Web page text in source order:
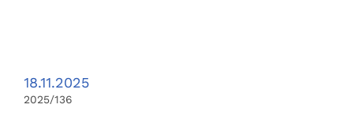
18.11.2025
2025/136